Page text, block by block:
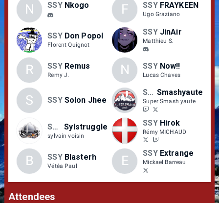
N SSY Nkogo F SSY FRAYKEEN
Ugo Graziano
SSY Don Popol
Florent Quignot
SSY JinAir
Matthieu S.
R SSY Remus
Remy J. N SSY Now!!
Lucas Chaves
S SSY Solon Jhee
SSY Smashyaute
Super Smash yaute
SSY Sylstruggle
sylvain voisin
SSY Hirok
Rémy MICHAUD
B SSY Blasterh
Vétéa Paul E SSY Extrange
Mickael Barreau
Attendees